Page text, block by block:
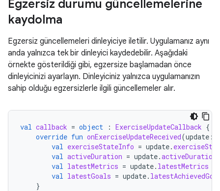
Egzersiz durumu güncellemelerine
kaydolma
Egzersiz güncellemeleri dinleyiciye iletilir. Uygulamanız aynı
anda yalnızca tek bir dinleyici kaydedebilir. Aşağıdaki
örnekte gösterildiği gibi, egzersize başlamadan önce
dinleyicinizi ayarlayın. Dinleyiciniz yalnızca uygulamanızın
sahip olduğu egzersizlerle ilgili güncellemeler alır.
val callback = object : ExerciseUpdateCallback {
override fun onExerciseUpdateReceived(update :
val exerciseStateInfo = update.
val activeDuration = update.
val latestMetrics = update. latestMetrics
val latestGoals = update.
}